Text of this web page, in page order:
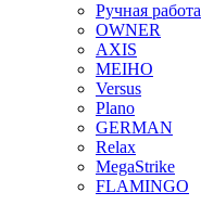
Ручная работа
OWNER
AXIS
MEIHO
Versus
Plano
GERMAN
Relax
MegaStrike
FLAMINGO